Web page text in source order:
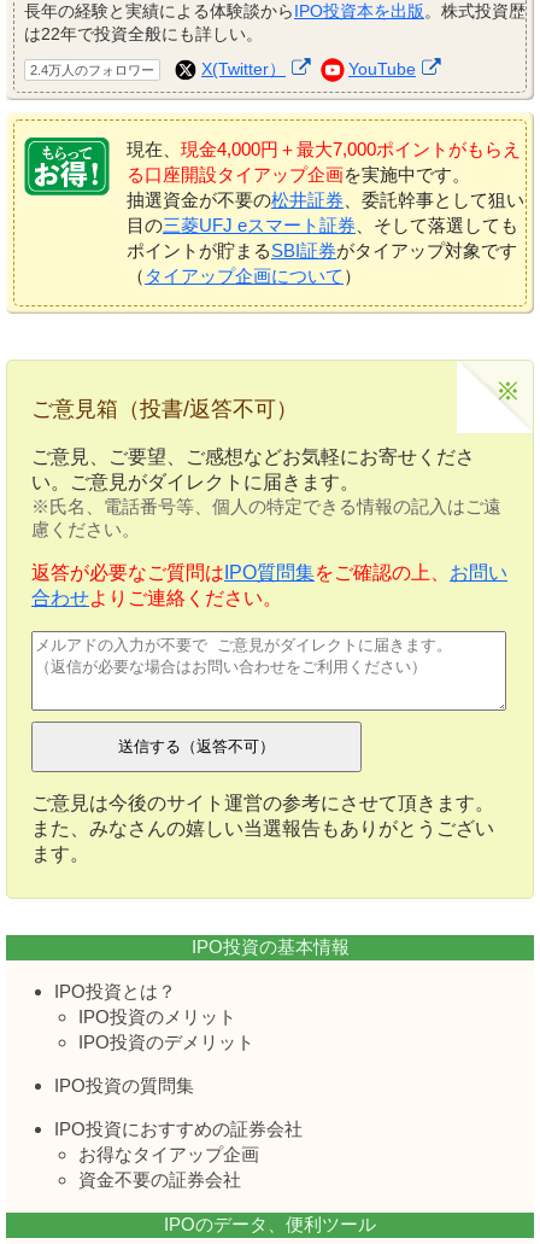
長年の経験と実績による体験談からIPO投資本を出版。株式投資歴
は22年で投資全般にも詳しい。
2.4万人のフォロワー X(Twitter） YouTube
現在、 現金4,000円＋最大7,000ポイントがもらえ
る口座開設タイアップ企画を実施中です。
抽選資金が不要の松井証券 、委託幹事として狙い
目の三菱UFJ eスマート証券 、そして落選しても
ポイントが貯まるSBI証券がタイアップ対象です
（ タイアップ企画について ）
ご意見箱（投書/返答不可）
ご意見、ご要望、ご感想などお気軽にお寄せくださ
い。ご意見がダイレクトに届きます。
※氏名、電話番号等、個人の特定できる情報の記入はご遠
慮ください。
返答が必要なご質問は IPO質問集をご確認の上、 お問い
合わせよりご連絡ください。
ご意見は今後のサイト運営の参考にさせて頂きます。
また、みなさんの嬉しい当選報告もありがとうござい
ます。
IPO投資の基本情報
IPO投資とは？
IPO投資のメリット
IPO投資のデメリット
IPO投資の質問集
IPO投資におすすめの証券会社
お得なタイアップ企画
資金不要の証券会社
IPOのデータ、便利ツール